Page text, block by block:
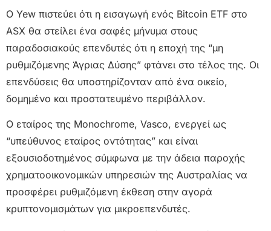
Ο Yew πιστεύει ότι η εισαγωγή ενός Bitcoin ETF στο
ASX θα στείλει ένα σαφές μήνυμα στους
παραδοσιακούς επενδυτές ότι η εποχή της “μη
ρυθμιζόμενης Άγριας Δύσης” φτάνει στο τέλος της. Οι
επενδύσεις θα υποστηρίζονταν από ένα οικείο,
δομημένο και προστατευμένο περιβάλλον.
Ο εταίρος της Monochrome, Vasco, ενεργεί ως
“υπεύθυνος εταίρος οντότητας” και είναι
εξουσιοδοτημένος σύμφωνα με την άδεια παροχής
χρηματοοικονομικών υπηρεσιών της Αυστραλίας να
προσφέρει ρυθμιζόμενη έκθεση στην αγορά
κρυπτονομισμάτων για μικροεπενδυτές.